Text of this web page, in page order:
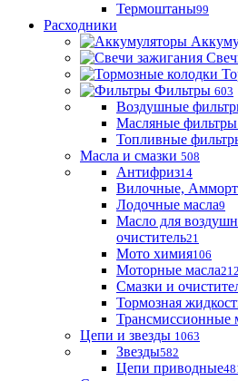
Термоштаны99
Расходники
Фильтры 603
Воздушные
Масляные фильтры
Топливные
Масла и смазки 508
Антифриз14
Вилочные,
Лодочные масла9
Масло для
очиститель21
Мото химия106
Моторные масла212
Смазки и
Тормозная
Трансмиссионные
Цепи и звезды 1063
Звезды582
Цепи приводные